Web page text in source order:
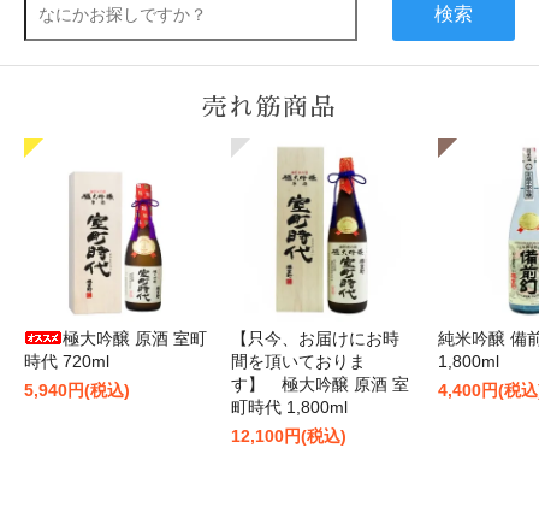
検索
売れ筋商品
極大吟醸 原酒 室町
時代 720ml
5,940円(税込)
【只今、お届けにお時
間を頂いておりま
す】 極大吟醸 原酒 室
町時代 1,800ml
12,100円(税込)
純米吟醸 備
1,800ml
4,400円(税